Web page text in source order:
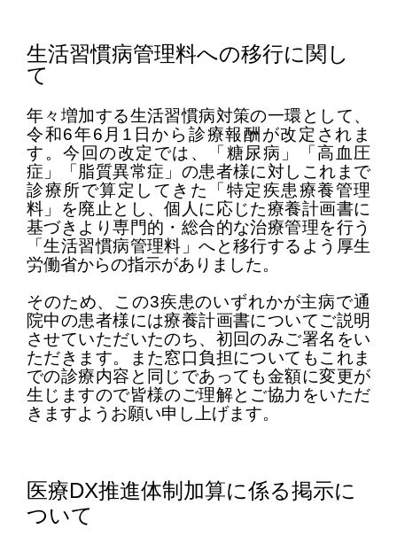
生活習慣病管理料への移行に関し
て
年々増加する生活習慣病対策の一環として、
令和6年6 月 1 日から診療報酬が改定されま
す。今回の改定では、「糖尿病」「高血圧
症」「脂質異常症」の患者様に対しこれまで
診療所で算定してきた「特定疾患療養管理
料」を廃止とし、個人に応じた療養計画書に
基づきより専門的・総合的な治療管理を行う
「生活習慣病管理料」へと移行するよう厚生
労働省からの指示がありました。
そのため、この3疾患のいずれかが主病で通
院中の患者様には療養計画書についてご説明
させていただいたのち、初回のみご署名をい
ただきます。また窓口負担についてもこれま
での診療内容と同じであっても金額に変更が
生じますので皆様のご理解とご協力をいただ
きますようお願い申し上げます。
医療DX推進体制加算に係る掲示に
ついて